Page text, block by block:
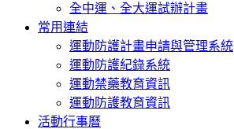
全中運、全大運試辦計畫
常用連結
運動防護計畫申請與管理系統
運動防護紀錄系統
運動禁藥教育資訊
運動防護教育資訊
活動行事曆